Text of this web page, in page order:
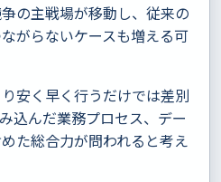
の主戦場が移動し、従来の
がらないケースも増える可
安く早く行うだけでは差別
込んだ業務プロセス、デー
た総合力が問われると考え